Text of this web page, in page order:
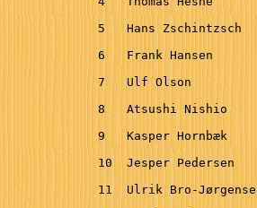
5   Hans
6   Frank Hansen
7   Ulf Olson
8   Atsushi Nishio
9   Kasper
10  Jesper
11  Ulrik Bro-